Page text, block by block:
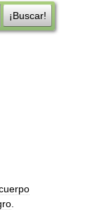
¡Buscar!